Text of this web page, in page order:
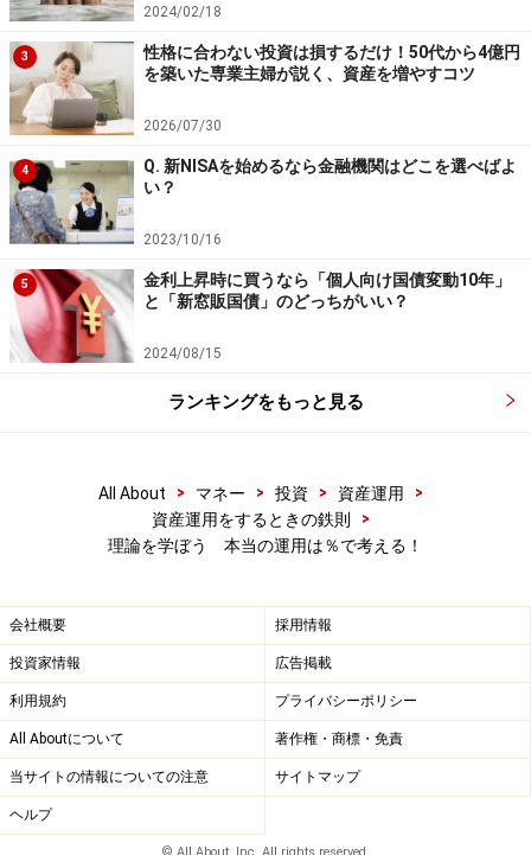
2024/02/18
3
性格に合わない投資は損するだけ！50代から4億円
を築いた専業主婦が説く、資産を増やすコツ
2026/07/30
4
Q. 新NISAを始めるなら金融機関はどこを選べばよ
い？
2023/10/16
5
金利上昇時に買うなら「個人向け国債変動10年」
と「新窓販国債」のどっちがいい？
2024/08/15
ランキングをもっと見る
All About > マネー > 投資 > 資産運用
>
資産運用をするときの鉄則
>
理論を学ぼう 本当の運用は％で考える！
会社概要 採用情報
投資家情報 広告掲載
利用規約 プライバシーポリシー
All Aboutについて 著作権・商標・免責
当サイトの情報についての注意 サイトマップ
ヘルプ